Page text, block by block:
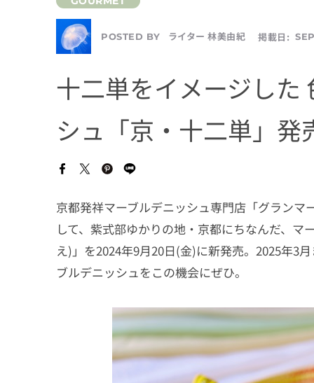
POSTED BY ライター 林美由紀 掲載日:
十二単をイメージした
シュ「京・十二単」発
京都発祥マーブルデニッシュ専門店「グランマ
して、紫式部ゆかりの地・京都にちなんだ、
え)」を2024年9月20日(金)に新発売。2025年3
ブルデニッシュをこの機会にぜひ。